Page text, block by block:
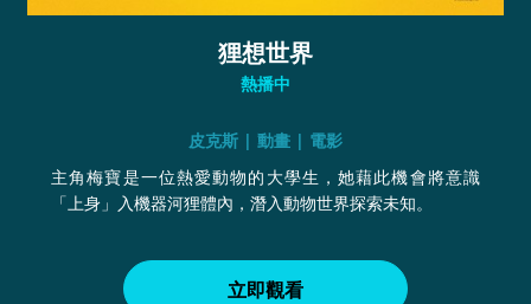
狸想世界
熱播中
皮克斯 | 動畫 | 電影
主角梅寶是一位熱愛動物的大學生，她藉此機會將意識
「上身」入機器河狸體內，潛入動物世界探索未知。
立即觀看